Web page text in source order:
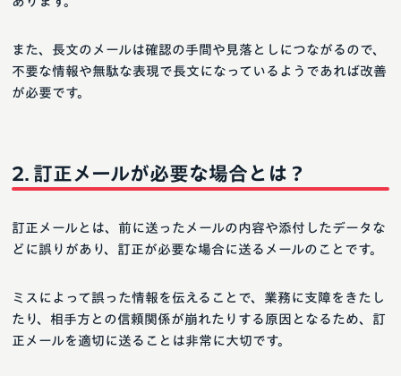
また、長文のメールは確認の手間や見落としにつながるので、
不要な情報や無駄な表現で長文になっているようであれば改善
が必要です。
訂正メールが必要な場合とは？
訂正メールとは、前に送ったメールの内容や添付したデータな
どに誤りがあり、訂正が必要な場合に送るメールのことです。
ミスによって誤った情報を伝えることで、業務に支障をきたし
たり、相手方との信頼関係が崩れたりする原因となるため、訂
正メールを適切に送ることは非常に大切です。